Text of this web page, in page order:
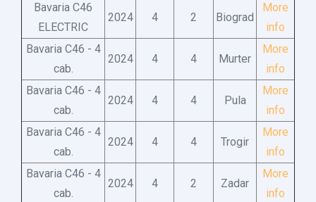
Bavaria C46
ELECTRIC
2024 4 2 Biograd
More
info
Bavaria C46 - 4
cab.
2024 4 4 Murter
More
info
Bavaria C46 - 4
cab.
2024 4 4 Pula
More
info
Bavaria C46 - 4
cab.
2024 4 4 Trogir
More
info
Bavaria C46 - 4
cab.
2024 4 2 Zadar
More
info